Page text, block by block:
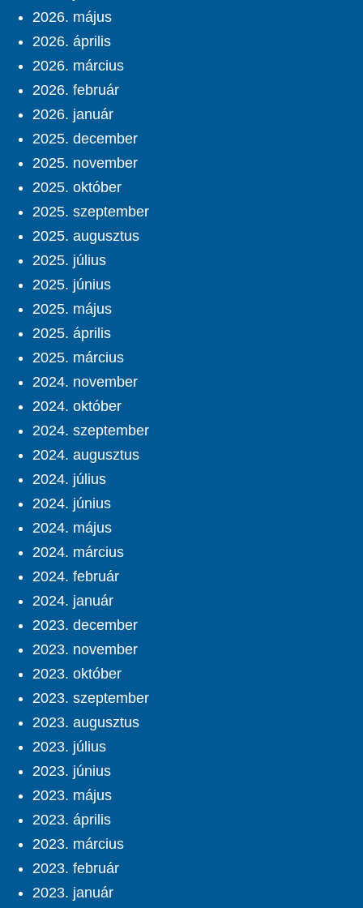
2026. május
2026. április
2026. március
2026. február
2026. január
2025. december
2025. november
2025. október
2025. szeptember
2025. augusztus
2025. július
2025. június
2025. május
2025. április
2025. március
2024. november
2024. október
2024. szeptember
2024. augusztus
2024. július
2024. június
2024. május
2024. március
2024. február
2024. január
2023. december
2023. november
2023. október
2023. szeptember
2023. augusztus
2023. július
2023. június
2023. május
2023. április
2023. március
2023. február
2023. január